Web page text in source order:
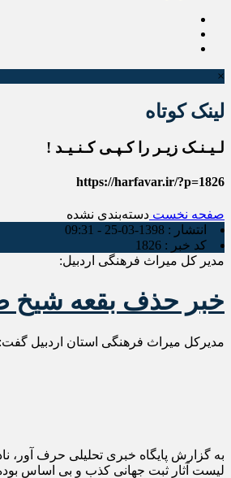
×
لینک کوتاه
لـیـنـک زیـر را کـپـی کـنـیـد !
https://harfavar.ir/?p=1826
صفحه نخست دسته‌بندی نشده
انتشار : 1398-03-25 - 09:31
کد خبر : 1826
مدیر کل میراث فرهنگی اردبیل:
خبر حذف بقعه شیخ
مدیرکل میراث فرهنگی استان اردبیل
به گزارش پایگاه خبری تحلیلی حرف
لیست آثار ثبت جهانی کذب و بی اساس